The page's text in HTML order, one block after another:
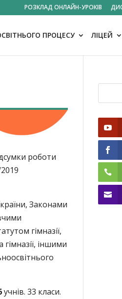
РОЗКЛАД ОНЛАЙН-УРОКІВ
ПРОЦЕСУ ЛІЦЕЙ
роботи
Законами
гімназії,
іншими
учнів. 33 класи.